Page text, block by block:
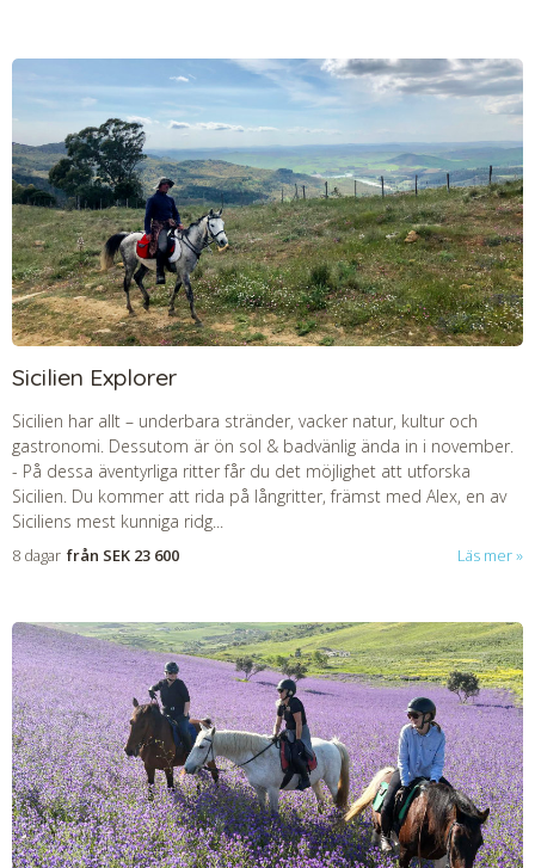
Sicilien Explorer
Sicilien har allt – underbara stränder, vacker natur, kultur och
gastronomi. Dessutom är ön sol & badvänlig ända in i november.
- På dessa äventyrliga ritter får du det möjlighet att utforska
Sicilien. Du kommer att rida på långritter, främst med Alex, en av
Siciliens mest kunniga ridg...
8 dagar från SEK 23 600 Läs mer